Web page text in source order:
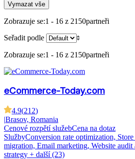
Vymazat vše
Zobrazuje se:1 - 16 z 2150partneři
Seřadit podle
Zobrazuje se:1 - 16 z 2150partneři
eCommerce-Today.com
4.9(212)
|Brasov, Romania
Cenové rozpětí služebCena na dotaz
SlužbyConversion rate optimization,
migration, Email marketing, Website audit
strategy + další (23)